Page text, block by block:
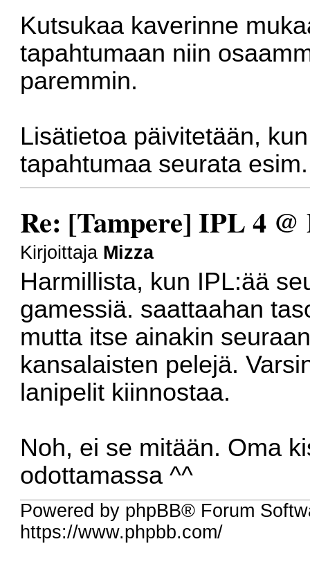
Kutsukaa kaverinne
tapahtumaan niin
paremmin.
Lisätietoa päivitetään,
tapahtumaa seurata
Re: [Tampere] IPL 4
Kirjoittaja Mizza
Harmillista, kun IPL:ää
gamessiä. saattaahan
mutta itse ainakin
kansalaisten pelejä.
lanipelit kiinnostaa.
Noh, ei se mitään. Oma
odottamassa ^^
Powered by phpBB® Forum
https://www.phpbb.com/